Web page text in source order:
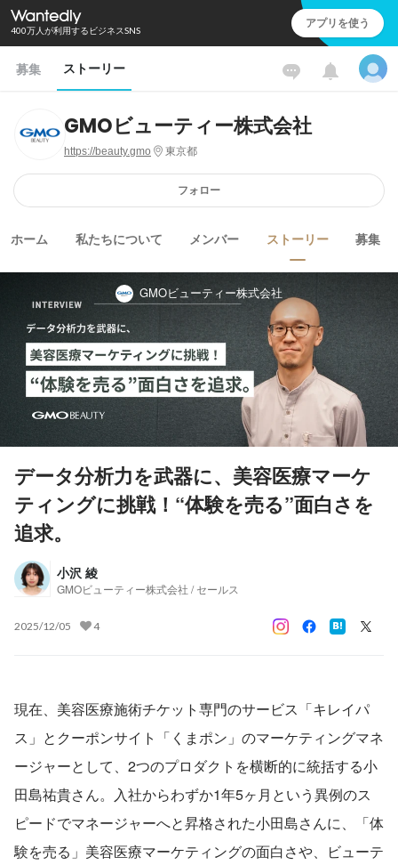
400万人が利用するビジネスSNS アプリを使う
募集 ストーリー
GMOビューティー株式会社
https://beauty.gmo 東京都
フォロー
ホーム 私たちについて メンバー ストーリー 募集
GMOビューティー株式会社
データ分析力を武器に、美容医療マーケ
ティングに挑戦！“体験を売る”面白さを
追求。
小沢 綾
GMOビューティー株式会社 / セールス
2025/12/05 4
現在、美容医療施術チケット専門のサービス「キレイパ
ス」とクーポンサイト「くまポン」のマーケティングマネ
ージャーとして、2つのプロダクトを横断的に統括する小
田島祐貴さん。入社からわずか1年5ヶ月という異例のス
ピードでマネージャーへと昇格された小田島さんに、「体
験を売る」美容医療マーケティングの面白さや、ビューテ